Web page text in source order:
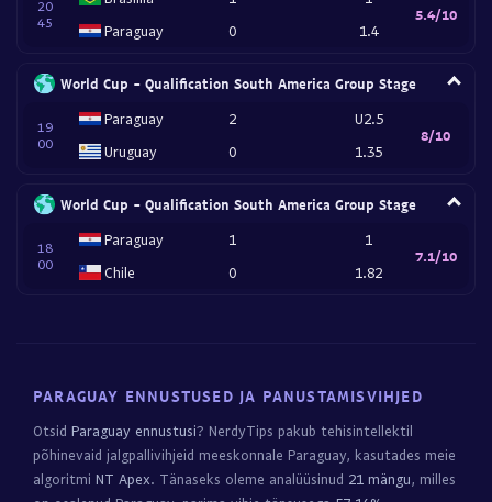
20
45
Paraguay
0
1.4
5.4/10
World Cup - Qualification South America Group Stage
19
00
Paraguay
Uruguay
2
0
U2.5
1.35
8/10
World Cup - Qualification South America Group Stage
18
00
Paraguay
Chile
1
0
1
1.82
7.1/10
PARAGUAY ENNUSTUSED JA PANUSTAMISVIHJED
Otsid Paraguay ennustusi? NerdyTips pakub tehisintellektil
põhinevaid jalgpallivihjeid meeskonnale Paraguay, kasutades meie
algoritmi NT Apex. Tänaseks oleme analüüsinud 21 mängu, milles